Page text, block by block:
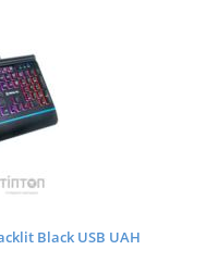
Black USB UAH